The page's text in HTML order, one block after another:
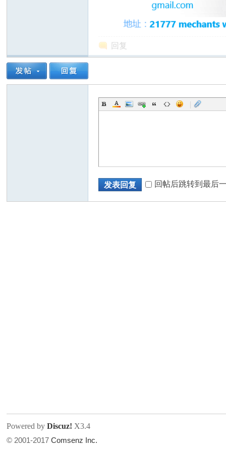
州
回复
|
发表回复 回帖后跳转到最后
Powered byDiscuz! X3.4
© 2001-2017Comsenz Inc.